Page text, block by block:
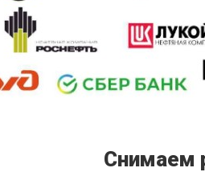
Снимаем